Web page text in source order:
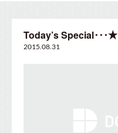
Today’s Special･･･★
2015.08.31